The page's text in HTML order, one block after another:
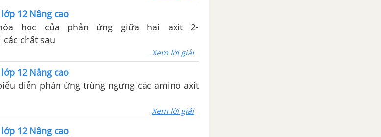
12 Nâng cao
học của phản ứng giữa hai axit 2-
chất sau
Xem lời giải
12 Nâng cao
diễn phản ứng trùng ngưng các amino axit
Xem lời giải
12 Nâng cao